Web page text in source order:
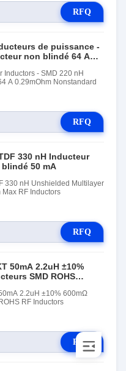
RFQ
de puissance -
non blindé 64 A
Inductors - SMD 220 nH
A 0.29mOhm Nonstandard
RFQ
330 nH Inducteur
50 mA
330 nH Unshielded Multilayer
Max RF Inductors
RFQ
50mA 2.2uH ±10%
SMD ROHS
2.2uH ±10% 600mΩ
RF Inductors
RFQ